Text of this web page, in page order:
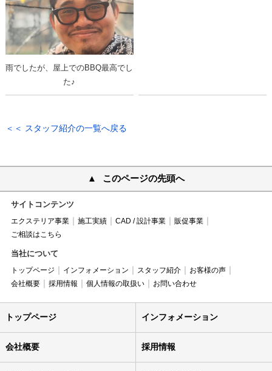
雨でしたが、屋上でのBBQ最高でし
た♪
＜＜ スタッフ紹介の一覧へ戻る
このページの先頭へ
サイトコンテンツ
エクステリア事業 施工実績 CAD / 設計事業
販促事業
ご相談はこちら
当社について
トップページ インフォメーション スタッフ紹介
お客様の声
会社概要
採用情報 個人情報の取扱い お問い合わせ
トップページ インフォメーション
会社概要 採用情報